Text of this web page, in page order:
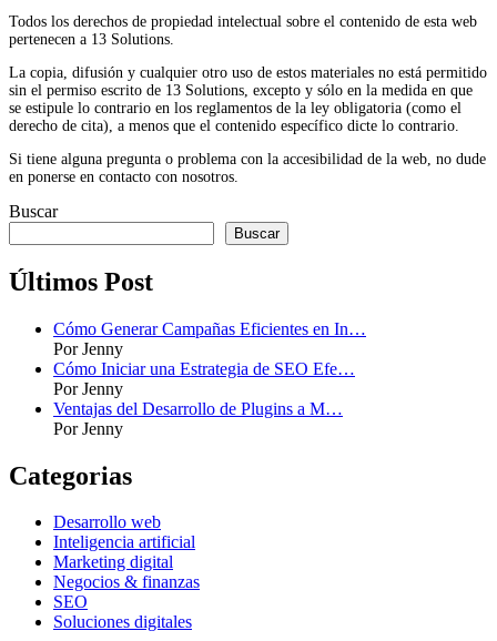
Todos los derechos de propiedad intelectual sobre el contenido de esta web
pertenecen a 13 Solutions.
La copia, difusión y cualquier otro uso de estos materiales no está permitido
sin el permiso escrito de 13 Solutions, excepto y sólo en la medida en que
se estipule lo contrario en los reglamentos de la ley obligatoria (como el
derecho de cita), a menos que el contenido específico dicte lo contrario.
Si tiene alguna pregunta o problema con la accesibilidad de la web, no dude
en ponerse en contacto con nosotros.
Buscar
Buscar
Últimos Post
Cómo Generar Campañas Eficientes en In…
Por Jenny
Cómo Iniciar una Estrategia de SEO Efe…
Por Jenny
Ventajas del Desarrollo de Plugins a M…
Por Jenny
Categorias
Desarrollo web
Inteligencia artificial
Marketing digital
Negocios & finanzas
SEO
Soluciones digitales